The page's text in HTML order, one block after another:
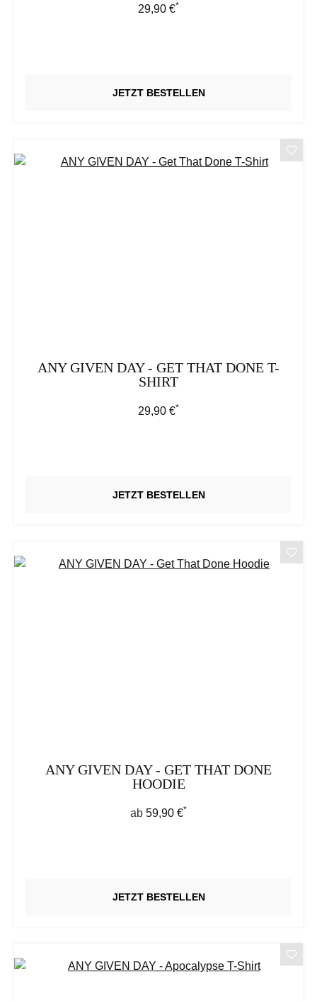
Regulärer Preis:
29,90 €*
JETZT BESTELLEN
ANY GIVEN DAY - GET THAT DONE T-
SHIRT
Regulärer Preis:
29,90 €*
JETZT BESTELLEN
ANY GIVEN DAY - GET THAT DONE
HOODIE
Regulärer Preis:
ab 59,90 €*
JETZT BESTELLEN